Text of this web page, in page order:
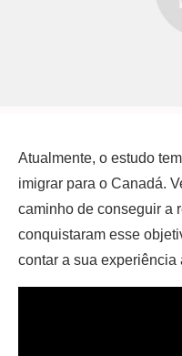
Atualmente, o estudo
imigrar para o Canadá.
caminho de conseguir a
conquistaram esse
contar a sua experiência